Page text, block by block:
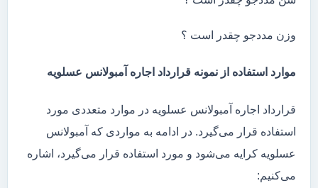
وزن مددجو چقدر است ؟
موارد استفاده از نمونه قرارداد اجاره آمبولانس عسلویه
قرارداد اجاره آمبولانس عسلویه در موارد متعددی مورد
استفاده قرار می‌گیرد. در ادامه به مواردی که آمبولانس
عسلویه کرایه می‌شود و مورد استفاده قرار می‌گیرد، اشاره
می‌کنیم: